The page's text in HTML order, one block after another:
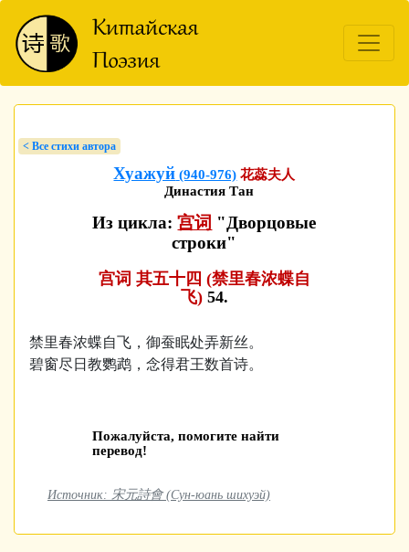
< Bсе стихи автора
Хуажуй (940-976) 花蕊夫人
Династия Тан
Из цикла:宫词 "Дворцовые
строки"
宫词 其五十四 (禁里春浓蝶自
飞) 54.
禁里春浓蝶自飞，御蚕眠处弄新丝。
碧窗尽日教鹦鹉，念得君王数首诗。
Пожалуйста, помогите найти
перевод!
Источник: 宋元詩會 (Сун-юань шихуэй)